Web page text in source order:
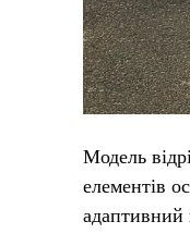
Модель
елементів
адаптивний